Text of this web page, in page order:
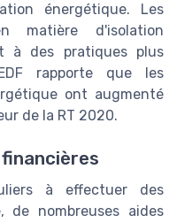
énergétique. Les
matière d'isolation
à des pratiques plus
rapporte que les
ont augmenté
de la RT 2020.
à effectuer des
de nombreuses aides